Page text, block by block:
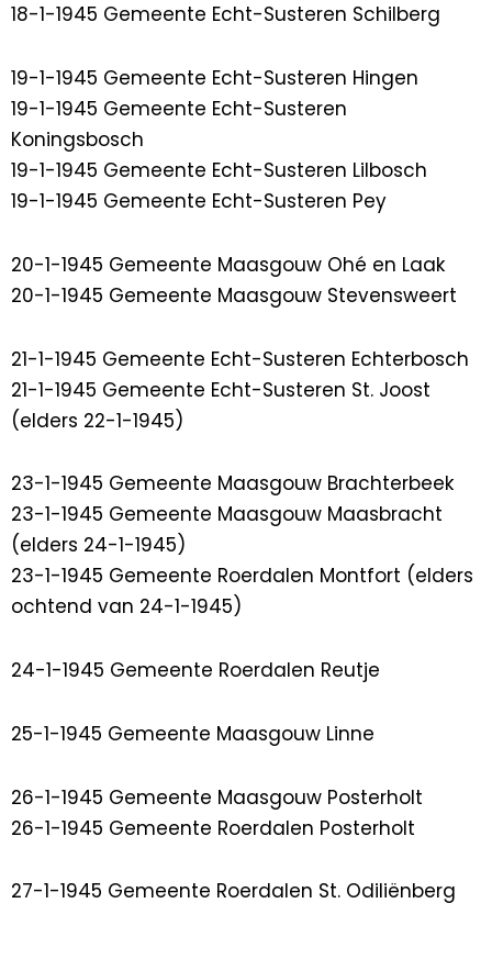
18-1-1945 Gemeente Echt-Susteren Schilberg
19-1-1945 Gemeente Echt-Susteren Hingen
19-1-1945 Gemeente Echt-Susteren
Koningsbosch
19-1-1945 Gemeente Echt-Susteren Lilbosch
19-1-1945 Gemeente Echt-Susteren Pey
20-1-1945 Gemeente Maasgouw Ohé en Laak
20-1-1945 Gemeente Maasgouw Stevensweert
21-1-1945 Gemeente Echt-Susteren Echterbosch
21-1-1945 Gemeente Echt-Susteren St. Joost
(elders 22-1-1945)
23-1-1945 Gemeente Maasgouw Brachterbeek
23-1-1945 Gemeente Maasgouw Maasbracht
(elders 24-1-1945)
23-1-1945 Gemeente Roerdalen Montfort (elders
ochtend van 24-1-1945)
24-1-1945 Gemeente Roerdalen Reutje
25-1-1945 Gemeente Maasgouw Linne
26-1-1945 Gemeente Maasgouw Posterholt
26-1-1945 Gemeente Roerdalen Posterholt
27-1-1945 Gemeente Roerdalen St. Odiliënberg